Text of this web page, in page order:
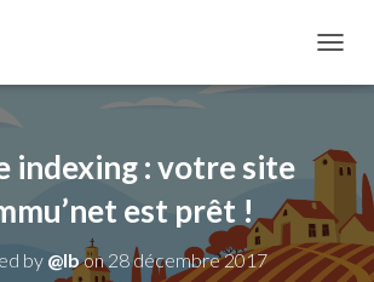
indexing : votre site
est prêt !
by @lbon28 décembre 2017